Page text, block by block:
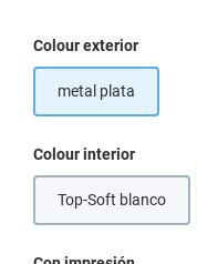
Seleccione
Colour exterior
metal plata
Seleccione
Colour interior
Top-Soft blanco